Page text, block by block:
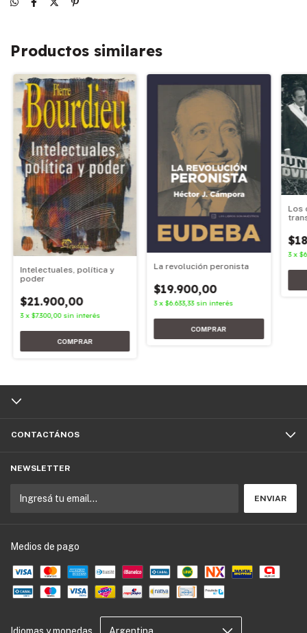
Productos similares
Intelectuales, política y
poder
$21.900,00
3 x $7.300,00 sin interés
La revolución peronista
$19.900,00
3 x$6.633,33 sin interés
Los
3 x
CONTACTÁNOS
NEWSLETTER
Medios de pago